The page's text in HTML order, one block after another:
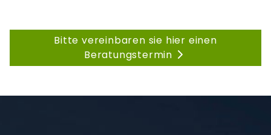
Bitte vereinbaren sie hier einen
Beratungstermin